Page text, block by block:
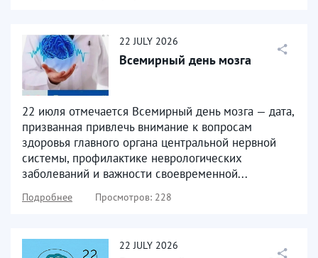
22 JULY 2026
Всемирный день мозга
22 июля отмечается Всемирный день мозга — дата,
призванная привлечь внимание к вопросам
здоровья главного органа центральной нервной
системы, профилактике неврологических
заболеваний и важности своевременной...
Подробнее Просмотров: 228
22 JULY 2026